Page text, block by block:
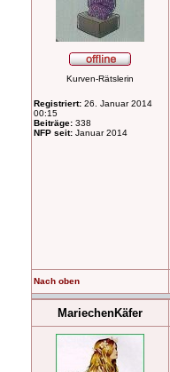
Kurven-Rätslerin
Registriert: 26. Januar 2014
00:15
Beiträge: 338
NFP seit: Januar 2014
Nach oben
MariechenKäfer